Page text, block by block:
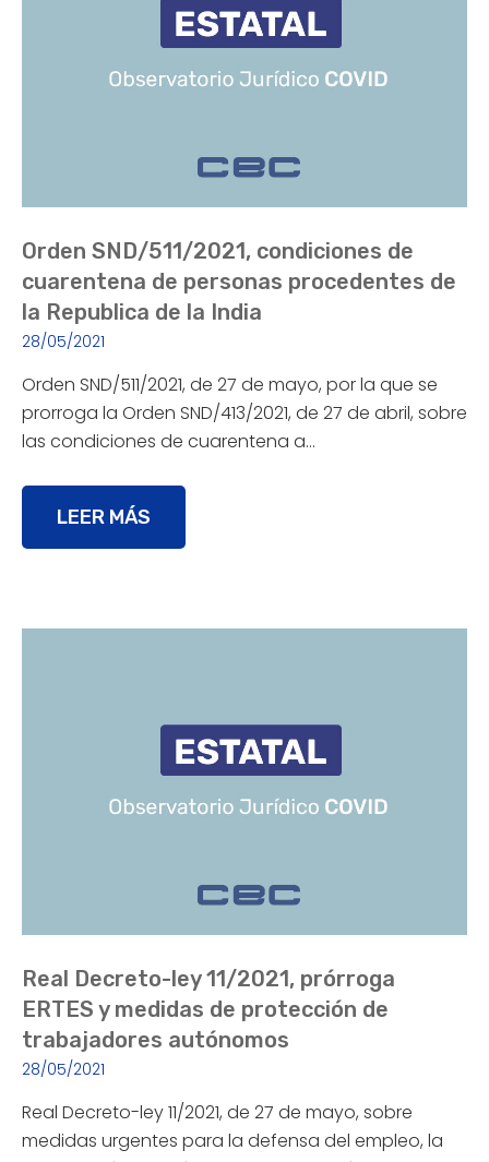
Orden SND/511/2021, condiciones de
cuarentena de personas procedentes de
la Republica de la India
28/05/2021
Orden SND/511/2021, de 27 de mayo, por la que se
prorroga la Orden SND/413/2021, de 27 de abril, sobre
las condiciones de cuarentena a…
LEER MÁS
Real Decreto-ley 11/2021, prórroga
ERTES y medidas de protección de
trabajadores autónomos
28/05/2021
Real Decreto-ley 11/2021, de 27 de mayo, sobre
medidas urgentes para la defensa del empleo, la